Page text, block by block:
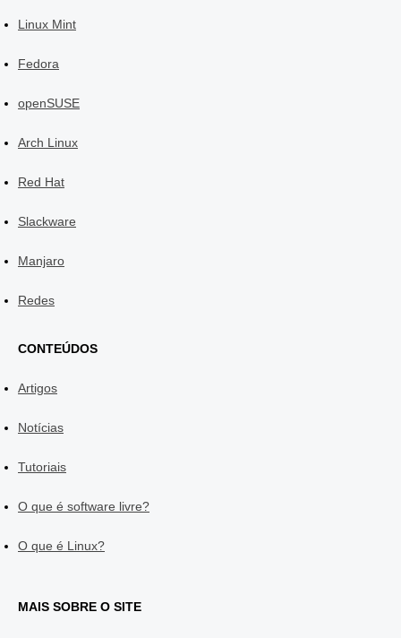
Linux Mint
Fedora
openSUSE
Arch Linux
Red Hat
Slackware
Manjaro
Redes
CONTEÚDOS
Artigos
Notícias
Tutoriais
O que é software livre?
O que é Linux?
MAIS SOBRE O SITE